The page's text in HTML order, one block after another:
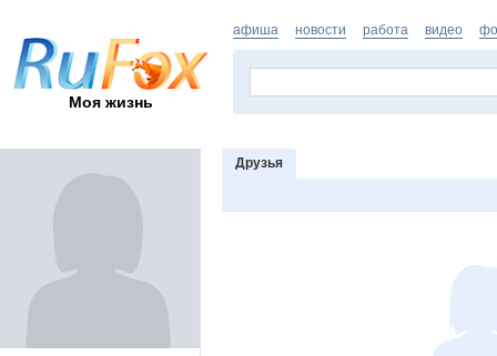
Моя жизнь
афиша новости работа видео
Друзья